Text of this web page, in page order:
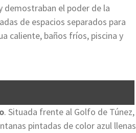
demostraban el poder de la
de espacios separados para
caliente, baños fríos, piscina y
. Situada frente al Golfo de Túnez,
pintadas de color azul llenas